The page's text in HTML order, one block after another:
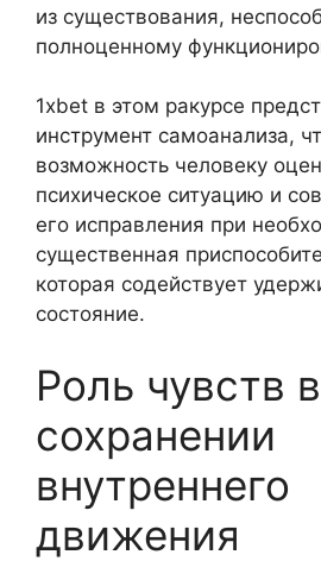
из существования,
полноценному
1xbet в этом ракурсе
инструмент самоанализа,
возможность человеку
психическое ситуацию и
его исправления при
существенная
которая содействует
состояние.
Роль чувств в
сохранении
внутреннего
движения